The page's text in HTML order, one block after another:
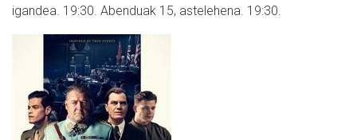
igandea. 19:30. Abenduak 15, astelehena. 19:30.